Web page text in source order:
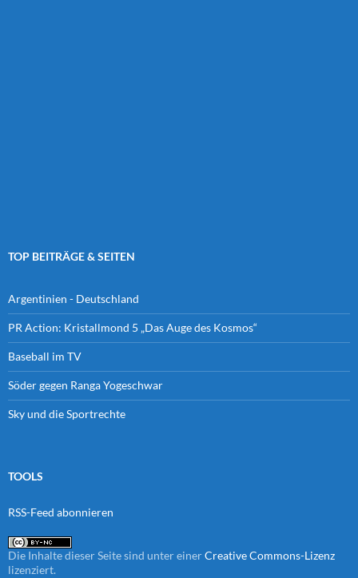
TOP BEITRÄGE & SEITEN
Argentinien - Deutschland
PR Action: Kristallmond 5 „Das Auge des Kosmos“
Baseball im TV
Söder gegen Ranga Yogeschwar
Sky und die Sportrechte
TOOLS
RSS-Feed abonnieren
Die Inhalte dieser Seite sind unter einerCreative Commons-Lizenz
lizenziert.